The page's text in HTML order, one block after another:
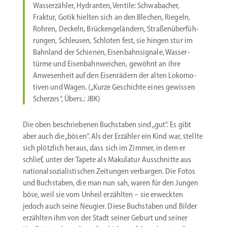
Wasser­zähler, Hydranten, Ventile: Schwa­bacher,
Fraktur, Gotik hielten sich an den Blechen, Riegeln,
Rohren, Deckeln, Brücken­ge­ländern, Straßen­über­füh­
rungen, Schleusen, Schloten fest, sie hingen stur im
Bahnland der Schienen, Eisen­bahn­si­gnale, Wasser­
türme und Eisen­bahn­weichen, gewöhnt an ihre
Anwesenheit auf den Eisen­rädern der alten Lokomo­
tiven und Wagen. („Kurze Geschichte eines gewissen
Scherzes“, Übers.: JBK)
Die oben beschrie­benen Buchstaben sind „gut“. Es gibt
aber auch die „bösen“. Als der Erzähler ein Kind war, stellte
sich plötzlich heraus, dass sich im Zimmer, in dem er
schlief, unter der Tapete als Makulatur Ausschnitte aus
natio­nal­so­zia­lis­ti­schen Zeitungen verbargen. Die Fotos
und Buchstaben, die man nun sah, waren für den Jungen
böse, weil sie vom Unheil erzählten – sie erweckten
jedoch auch seine Neugier. Diese Buchstaben und Bilder
erzählten ihm von der Stadt seiner Geburt und seiner